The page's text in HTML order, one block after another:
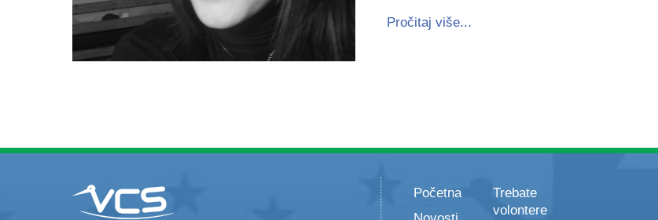
Pročitaj više...
Početna
Trebate
volontere